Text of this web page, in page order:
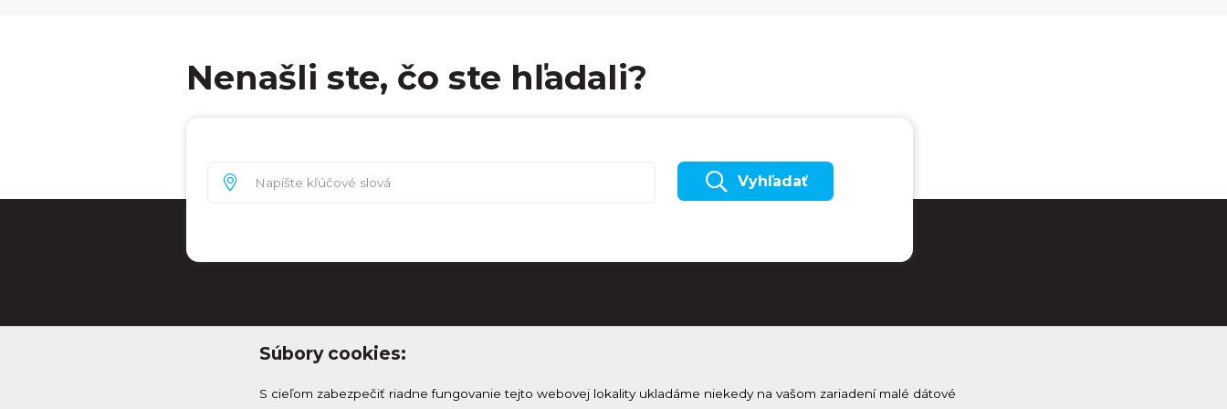
Nenašli ste, čo ste hľadali?
Vyhľadať
Súbory cookies:
S cieľom zabezpečiť riadne fungovanie tejto webovej lokality ukladáme niekedy na vašom zariadení malé dátové